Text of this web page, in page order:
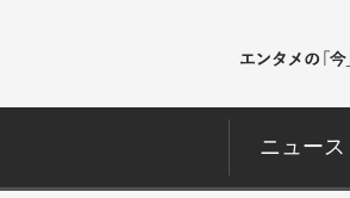
ニュース